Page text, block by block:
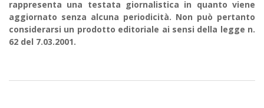
rappresenta una testata giornalistica in quanto viene
aggiornato senza alcuna periodicità. Non può pertanto
considerarsi un prodotto editoriale ai sensi della legge n.
62 del 7.03.2001.